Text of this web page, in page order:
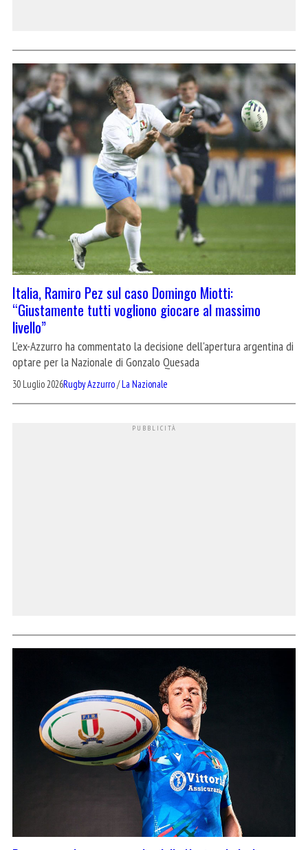
Italia, Ramiro Pez sul caso Domingo Miotti:
“Giustamente tutti vogliono giocare al massimo
livello”
L'ex-Azzurro ha commentato la decisione dell'apertura argentina di
optare per la Nazionale di Gonzalo Quesada
30 Luglio 2026Rugby Azzurro/La Nazionale